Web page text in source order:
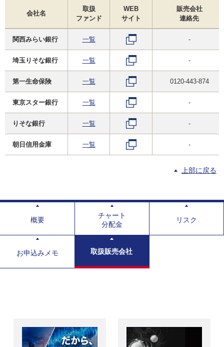
会社名
取扱
ファンド
WEB
サイト
販売会社
連絡先
関西みらい銀行 一覧 -
埼玉りそな銀行 一覧 -
第一生命保険 一覧 0120-443-874
東京スター銀行 一覧 -
りそな銀行 一覧 -
朝日信用金庫 一覧 -
上部に戻る
概要
チャート
分配金
リスク
お申込みメモ 取扱販売会社